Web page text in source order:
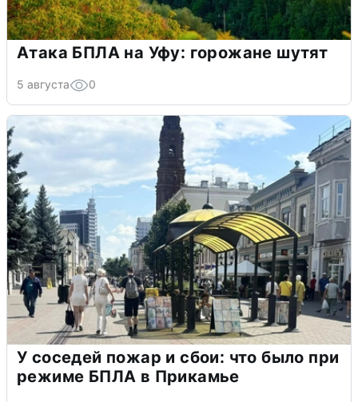
Атака БПЛА на Уфу: горожане шутят
5 августа 0
У соседей пожар и сбои: что было при
режиме БПЛА в Прикамье